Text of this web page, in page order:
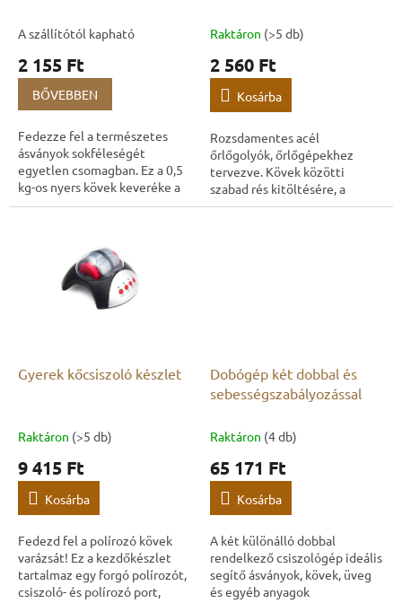
A szállítótól kapható
2 155 Ft
BŐVEBBEN
Fedezze fel a természetes
ásványok sokféleségét
egyetlen csomagban. Ez a 0,5
kg-os nyers kövek keveréke a
színek, textúrák és fajok
Raktáron (>5 db)
2 560 Ft
Kosárba
Rozsdamentes acél
őrlőgolyók, őrlőgépekhez
tervezve. Kövek közötti
szabad rés kitöltésére, a
csiszolás és polírozás
Gyerek kőcsiszoló készlet
Raktáron (>5 db)
9 415 Ft
Kosárba
Fedezd fel a polírozó kövek
varázsát! Ez a kezdőkészlet
tartalmaz egy forgó polírozót,
csiszoló- és polírozó port,
Dobógép két dobbal és
sebességszabályozással
Raktáron (4 db)
65 171 Ft
Kosárba
A két különálló dobbal
rendelkező csiszológép ideális
segítő ásványok, kövek, üveg
és egyéb anyagok